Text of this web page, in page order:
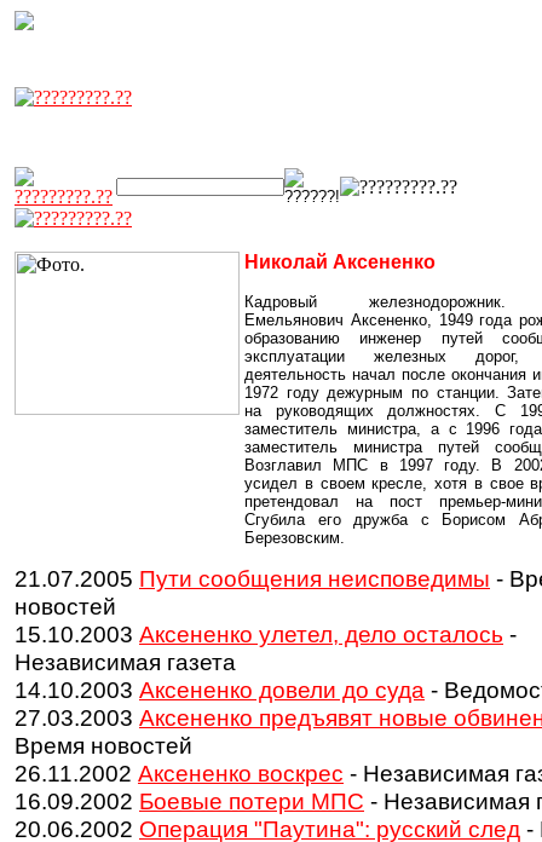
Николай Аксененко
Кадровый железнодорожник.
Емельянович Аксененко, 1949 года
образованию инженер путей
эксплуатации железных дорог,
деятельность начал после окончания
1972 году дежурным по станции.
на руководящих должностях. С
заместитель министра, а с 1996
заместитель министра путей
Возглавил МПС в 1997 году. В
усидел в своем кресле, хотя в свое
претендовал на пост премьер-
Сгубила его дружба с Борисом
Березовским.
21.07.2005 Пути сообщения неисповедимы -
новостей
15.10.2003 Аксененко улетел, дело осталось -
Независимая газета
14.10.2003 Аксененко довели до суда -
27.03.2003 Аксененко предъявят новые
Время новостей
26.11.2002 Аксененко воскрес - Независимая
16.09.2002 Боевые потери МПС - Независимая
20.06.2002 Операция "Паутина": русский след -